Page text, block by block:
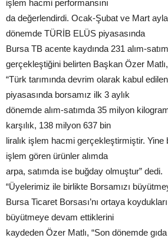
işlem hacmi performansını
da değerlendirdi. Ocak-Şubat ve Mart
dönemde TÜRİB ELÜS piyasasında
Bursa TB acente kaydında 231 alım-
gerçekleştiğini belirten Başkan Özer Matlı,
“Türk tarımında devrim olarak kabul
piyasasında borsamız ilk 3 aylık
dönemde alım-satımda 35 milyon
karşılık, 138 milyon 637 bin
liralık işlem hacmi gerçekleştirmiştir. Yine
işlem gören ürünler alımda
arpa, satımda ise buğday olmuştur” dedi.
“Üyelerimiz ile birlikte Borsamızı
Bursa Ticaret Borsası’nı ortaya
büyütmeye devam ettiklerini
kaydeden Özer Matlı, “Son dönemde